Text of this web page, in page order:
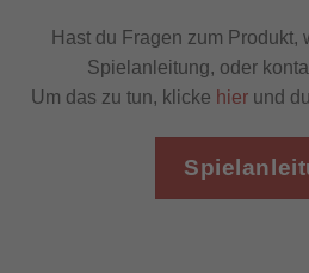
Hast du Fragen zum Produkt,
Spielanleitung, oder
Um das zu tun, klicke hier und